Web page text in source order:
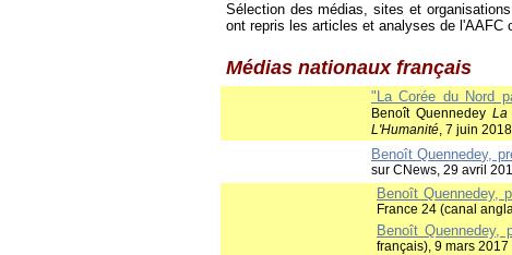
Sélection des médias, sites et
ont repris les articles et analyses de l'AAFC
Médias nationaux français
"La Corée du Nord
Benoît QuennedeyLa
L'Humanité, 7 juin 2018
Benoît Quennedey,
sur CNews, 29 avril
Benoît Quennedey,
France 24 (canal
Benoît Quennedey,
français), 9 mars 2017